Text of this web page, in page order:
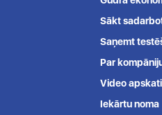
Sākt
Saņemt
Par
Video apskati
Iekārtu noma